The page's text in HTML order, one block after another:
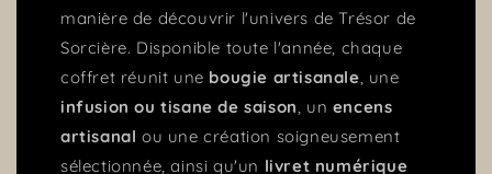
manière de découvrir l'univers de Trésor de
Sorcière. Disponible toute l'année, chaque
coffret réunit une bougie artisanale, une
infusion ou tisane de saison, un encens
artisanal ou une création soigneusement
sélectionnée, ainsi qu'un livret numérique